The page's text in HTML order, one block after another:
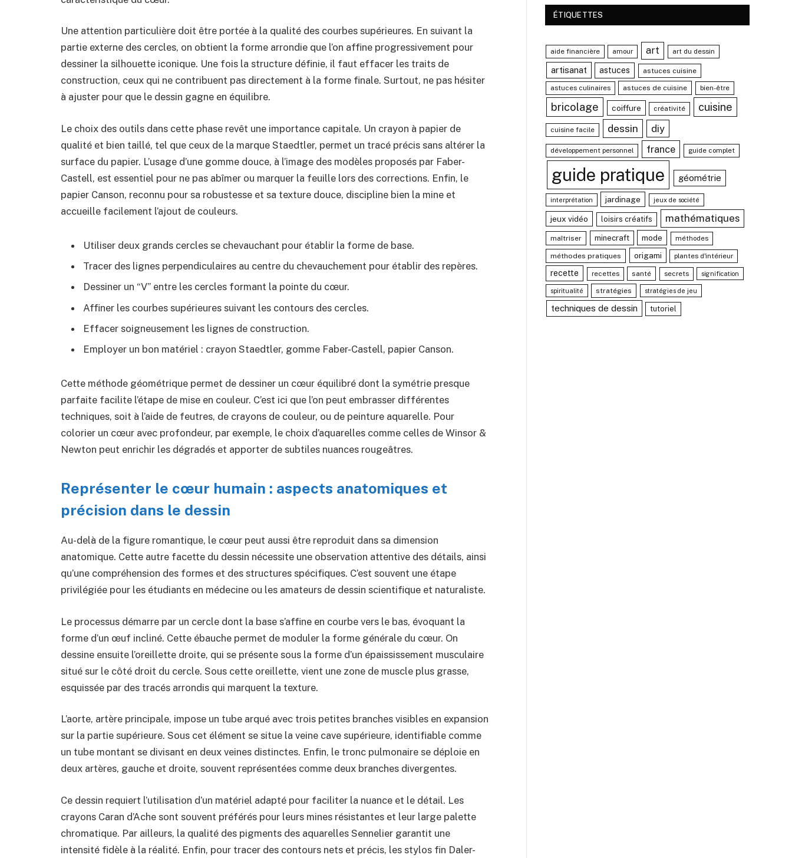
Une attention particulière doit être portée à la qualité des courbes supérieures. En suivant la
partie externe des cercles, on obtient la forme arrondie que l’on affine progressivement pour
dessiner la silhouette iconique. Une fois la structure définie, il faut effacer les traits de
construction, ceux qui ne contribuent pas directement à la forme finale. Surtout, ne pas hésiter
à ajuster pour que le dessin gagne en équilibre.
Le choix des outils dans cette phase revêt une importance capitale. Un crayon à papier de
qualité et bien taillé, tel que ceux de la marque Staedtler, permet un tracé précis sans altérer la
surface du papier. L’usage d’une gomme douce, à l’image des modèles proposés par Faber-
Castell, est essentiel pour ne pas abîmer ou marquer la feuille lors des corrections. Enfin, le
papier Canson, reconnu pour sa robustesse et sa texture douce, discipline bien la mine et
accueille facilement l’ajout de couleurs.
Utiliser deux grands cercles se chevauchant pour établir la forme de base.
Tracer des lignes perpendiculaires au centre du chevauchement pour établir des repères.
Dessiner un “V” entre les cercles formant la pointe du cœur.
Affiner les courbes supérieures suivant les contours des cercles.
Effacer soigneusement les lignes de construction.
Employer un bon matériel : crayon Staedtler, gomme Faber-Castell, papier Canson.
Cette méthode géométrique permet de dessiner un cœur équilibré dont la symétrie presque
parfaite facilite l’étape de mise en couleur. C’est ici que l’on peut embrasser différentes
techniques, soit à l’aide de feutres, de crayons de couleur, ou de peinture aquarelle. Pour
colorier un cœur avec profondeur, par exemple, le choix d’aquarelles comme celles de Winsor &
Newton peut enrichir les dégradés et apporter de subtiles nuances rougeâtres.
Représenter le cœur humain : aspects anatomiques et
précision dans le dessin
Au-delà de la figure romantique, le cœur peut aussi être reproduit dans sa dimension
anatomique. Cette autre facette du dessin nécessite une observation attentive des détails, ainsi
qu’une compréhension des formes et des structures spécifiques. C’est souvent une étape
privilégiée pour les étudiants en médecine ou les amateurs de dessin scientifique et naturaliste.
Le processus démarre par un cercle dont la base s’affine en courbe vers le bas, évoquant la
forme d’un œuf incliné. Cette ébauche permet de moduler la forme générale du cœur. On
dessine ensuite l’oreillette droite, qui se présente sous la forme d’un épaississement musculaire
situé sur le côté droit du cercle. Sous cette oreillette, vient une zone de muscle plus grasse,
esquissée par des tracés arrondis qui marquent la texture.
L’aorte, artère principale, impose un tube arqué avec trois petites branches visibles en expansion
sur la partie supérieure. Sous cet élément se situe la veine cave supérieure, identifiable comme
un tube montant se divisant en deux veines distinctes. Enfin, le tronc pulmonaire se déploie en
deux artères, gauche et droite, souvent représentées comme deux branches divergentes.
Ce dessin requiert l’utilisation d’un matériel adapté pour faciliter la nuance et le détail. Les
crayons Caran d’Ache sont souvent préférés pour leurs mines résistantes et leur large palette
chromatique. Par ailleurs, la qualité des pigments des aquarelles Sennelier garantit une
intensité fidèle à la réalité. Enfin, pour tracer des contours nets et précis, les stylos fin Daler-
ÉTIQUETTES
aide financière amour art art du dessin
artisanat astuces astuces cuisine
astuces culinaires astuces de cuisine bien-être
bricolage coiffure créativité cuisine
cuisine facile dessin diy
développement personnel france guide complet
guide pratique géométrie
interprétation jardinage jeux de société
jeux vidéo loisirs créatifs mathématiques
maîtriser minecraft mode méthodes
méthodes pratiques origami plantes d'intérieur
recette recettes santé secrets signification
spiritualité stratégies stratégies de jeu
techniques de dessin tutoriel